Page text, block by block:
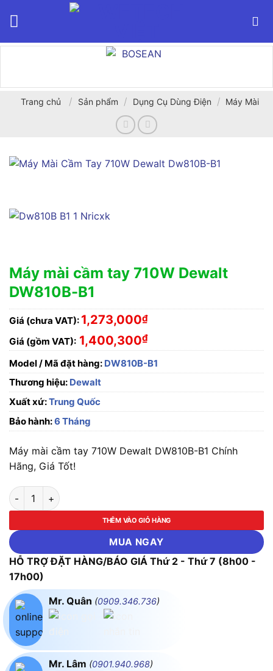
Trang chủ / Sản phẩm / Dụng Cụ Dùng Điện / Máy Mài
Máy mài cầm tay 710W Dewalt
DW810B-B1
Giá (chưa VAT): 1,273,000₫
Giá (gồm VAT): 1,400,300₫
Model / Mã đặt hàng: DW810B-B1
Thương hiệu: Dewalt
Xuất xứ:Trung Quốc
Bảo hành:6 Tháng
Máy mài cầm tay 710W Dewalt DW810B-B1 Chính
Hãng, Giá Tốt!
Máy mài cầm tay 710W Dewalt DW810B-B1 số lượng
THÊM VÀO GIỎ HÀNG
MUA NGAY
HỖ TRỢ ĐẶT HÀNG/BÁO GIÁ Thứ 2 - Thứ 7 (8h00 -
17h00)
Mr. Quân (0909.346.736)
Mr. Lâm (0901.940.968)